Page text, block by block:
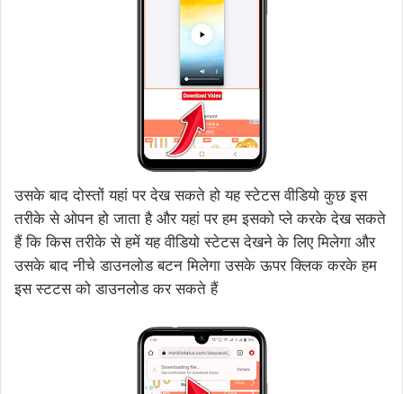
उसके बाद दोस्तों यहां पर देख सकते हो यह स्टेटस वीडियो कुछ इस
तरीके से ओपन हो जाता है और यहां पर हम इसको प्ले करके देख सकते
हैं कि किस तरीके से हमें यह वीडियो स्टेटस देखने के लिए मिलेगा और
उसके बाद नीचे डाउनलोड बटन मिलेगा उसके ऊपर क्लिक करके हम
इस स्टटस को डाउनलोड कर सकते हैं